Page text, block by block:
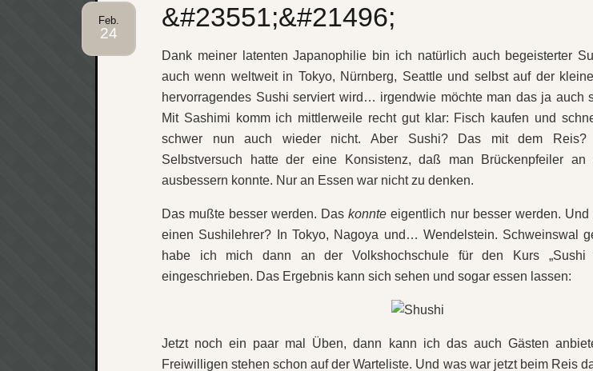
&#23551;&#21496;
Feb.
24
Dank meiner latenten Japanophilie bin ich natürlich auch begeisterter
auch wenn weltweit in Tokyo, Nürnberg, Seattle und selbst auf der
hervorragendes Sushi serviert wird… irgendwie möchte man das ja auch
Mit Sashimi komm ich mittlerweile recht gut klar: Fisch kaufen und
schwer nun auch wieder nicht. Aber Sushi? Das mit dem Reis?
Selbstversuch hatte der eine Konsistenz, daß man Brückenpfeiler
ausbessern konnte. Nur an Essen war nicht zu denken.
Das mußte besser werden. Daskonnte eigentlich nur besser werden. Und
einen Sushilehrer? In Tokyo, Nagoya und… Wendelstein. Schweinswal
habe ich mich dann an der Volkshochschule für den Kurs „Sushi
eingeschrieben. Das Ergebnis kann sich sehen und sogar essen lassen:
Jetzt noch ein paar mal Üben, dann kann ich das auch Gästen
Freiwilligen stehen schon auf der Warteliste. Und was war jetzt beim Reis